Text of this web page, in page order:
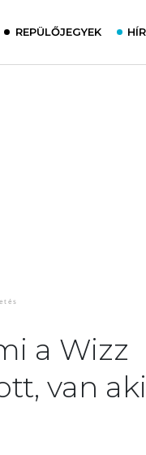
REPÜLŐJEGYEK
a Wizz
van aki